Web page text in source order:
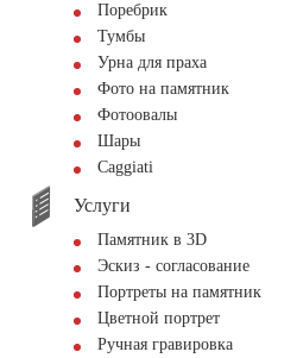
Поребрик
Тумбы
Урна для праха
Фото на памятник
Фотоовалы
Шары
Сaggiati
Услуги
Памятник в 3D
Эскиз - согласование
Портреты на памятник
Цветной портрет
Ручная гравировка